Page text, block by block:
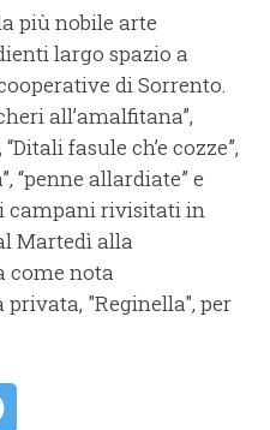
più nobile arte
largo spazio a
di Sorrento.
all’amalfitana”,
fasule ch’e cozze”,
“penne allardiate” e
campani rivisitati in
Martedì alla
come nota
"Reginella", per